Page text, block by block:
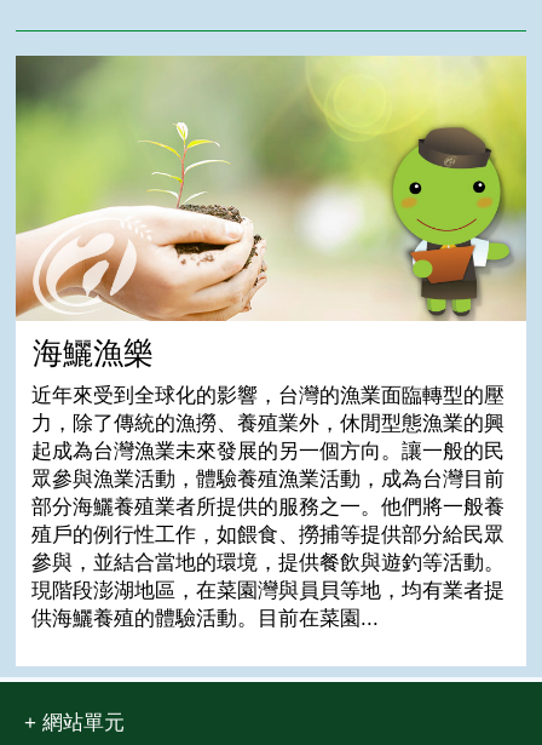
海鱺漁樂
海鱺漁樂
近年來受到全球化的影響，台灣的漁業面臨轉型的壓
力，除了傳統的漁撈、養殖業外，休閒型態漁業的興
起成為台灣漁業未來發展的另一個方向。讓一般的民
眾參與漁業活動，體驗養殖漁業活動，成為台灣目前
部分海鱺養殖業者所提供的服務之一。他們將一般養
殖戶的例行性工作，如餵食、撈捕等提供部分給民眾
參與，並結合當地的環境，提供餐飲與遊釣等活動。
現階段澎湖地區，在菜園灣與員貝等地，均有業者提
供海鱺養殖的體驗活動。目前在菜園...
網站單元